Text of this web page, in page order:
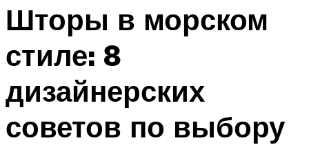
Шторы в морском
стиле: 8
дизайнерских
советов по выбору